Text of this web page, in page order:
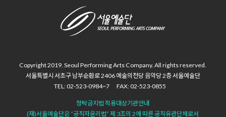
Copyright 2019. Seoul Performing Arts Company. All rights reserved.
서울특별시 서초구 남부순환로 2406 예술의전당 음악당 2층 서울예술단
TEL: 02-523-0984~7
FAX: 02-523-0855
청탁금지법 적용대상기관안내
(재)서울예술단은 “공직자윤리법” 제 3조의 2에 따른 공직유관단체로서